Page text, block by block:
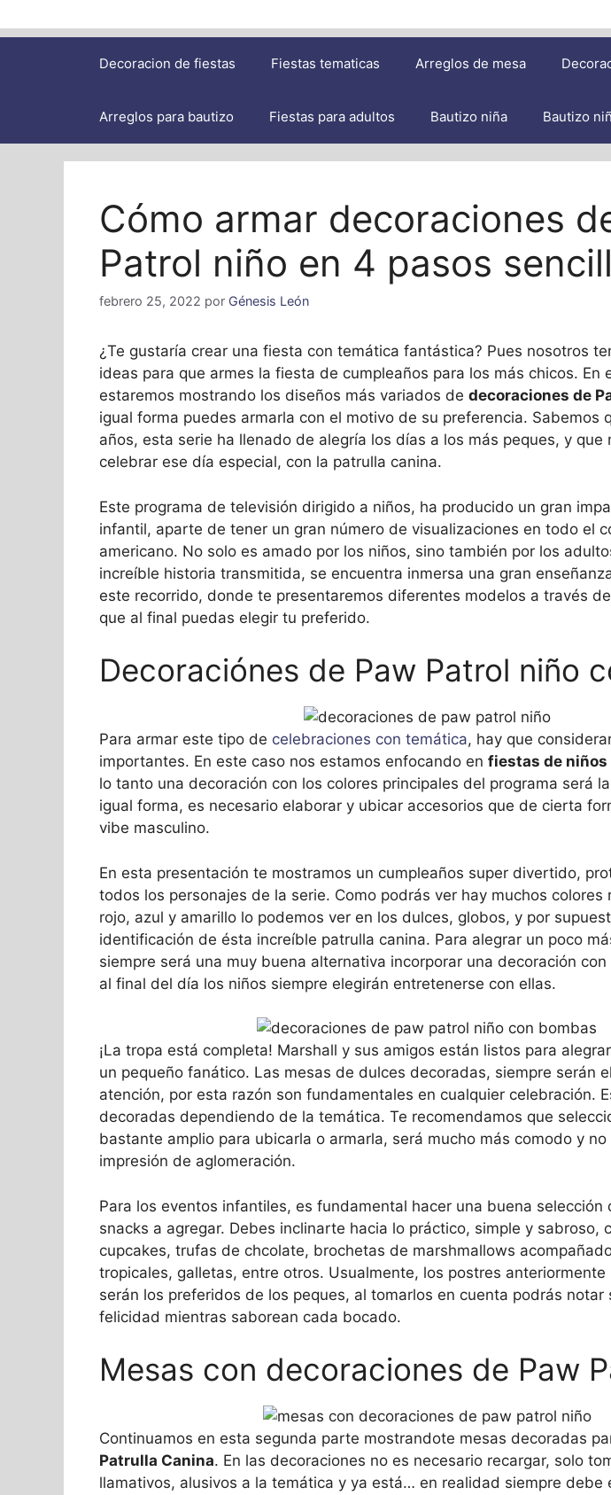
Decoracion de fiestas Fiestas tematicas Arreglos de mesa
Arreglos para bautizo Fiestas para adultos Bautizo niña Bautizo
Cómo armar decoraciones
Patrol niño en 4 pasos
febrero 25, 2022 por Génesis León
¿Te gustaría crear una fiesta con temática fantástica? Pues nosotros
ideas para que armes la fiesta de cumpleaños para los más chicos. En
estaremos mostrando los diseños más variados de decoraciones de
igual forma puedes armarla con el motivo de su preferencia. Sabemos
años, esta serie ha llenado de alegría los días a los más peques, y que
celebrar ese día especial, con la patrulla canina.
Este programa de televisión dirigido a niños, ha producido un gran
infantil, aparte de tener un gran número de visualizaciones en todo el
americano. No solo es amado por los niños, sino también por los
increíble historia transmitida, se encuentra inmersa una gran
este recorrido, donde te presentaremos diferentes modelos a través
que al final puedas elegir tu preferido.
Decoraciónes de Paw Patrol niño
Para armar este tipo de celebraciones con temática, hay que
importantes. En este caso nos estamos enfocando en fiestas de niños
lo tanto una decoración con los colores principales del programa será
igual forma, es necesario elaborar y ubicar accesorios que de cierta
vibe masculino.
En esta presentación te mostramos un cumpleaños super divertido,
todos los personajes de la serie. Como podrás ver hay muchos colores
rojo, azul y amarillo lo podemos ver en los dulces, globos, y por
identificación de ésta increíble patrulla canina. Para alegrar un poco
siempre será una muy buena alternativa incorporar una decoración
al final del día los niños siempre elegirán entretenerse con ellas.
¡La tropa está completa! Marshall y sus amigos están listos para
un pequeño fanático. Las mesas de dulces decoradas, siempre serán
atención, por esta razón son fundamentales en cualquier celebración.
decoradas dependiendo de la temática. Te recomendamos que
bastante amplio para ubicarla o armarla, será mucho más comodo y no
impresión de aglomeración.
Para los eventos infantiles, es fundamental hacer una buena selección
snacks a agregar. Debes inclinarte hacia lo práctico, simple y sabroso,
cupcakes, trufas de chcolate, brochetas de marshmallows
tropicales, galletas, entre otros. Usualmente, los postres
serán los preferidos de los peques, al tomarlos en cuenta podrás notar
felicidad mientras saborean cada bocado.
Mesas con decoraciones de Paw
Continuamos en esta segunda parte mostrandote mesas decoradas
Patrulla Canina. En las decoraciones no es necesario recargar, solo
llamativos, alusivos a la temática y ya está… en realidad siempre debe